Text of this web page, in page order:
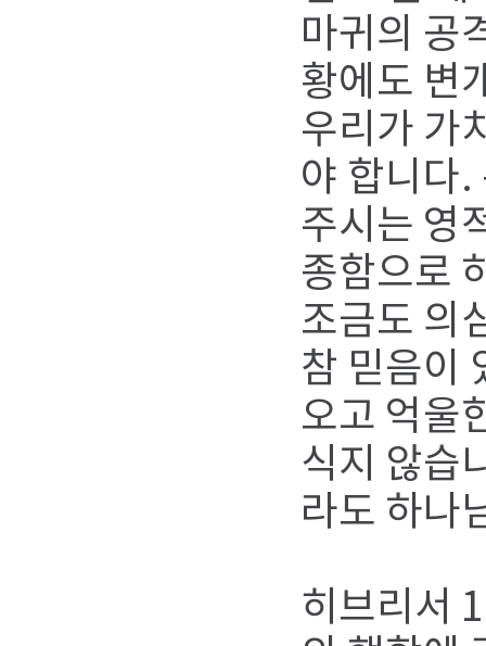
마귀의 공
황에도 변
우리가 가
야 합니다.
주시는 영
종함으로
조금도 의
참 믿음이
오고 억울
식지 않습
라도 하나
히브리서